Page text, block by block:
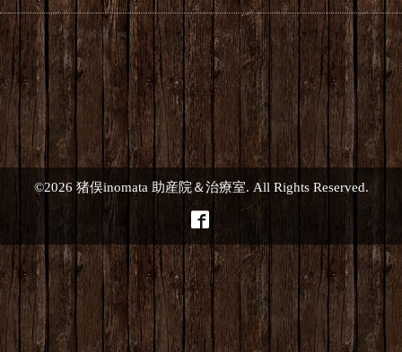
©2026 猪俣inomata 助産院＆治療室. All Rights Reserved.